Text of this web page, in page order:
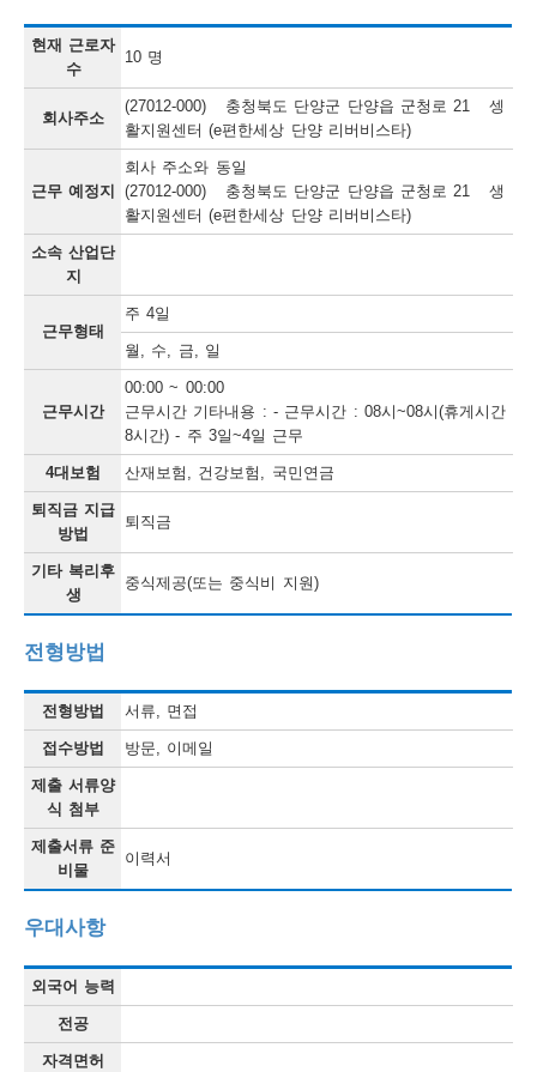
현재 근로자
수
10 명
회사주소
(27012-000) 충청북도 단양군 단양읍 군청로 21 셍
활지원센터 (e편한세상 단양 리버비스타)
근무 예정지
회사 주소와 동일
(27012-000) 충청북도 단양군 단양읍 군청로 21 생
활지원센터 (e편한세상 단양 리버비스타)
소속 산업단
지
근무형태
주 4일
월, 수, 금, 일
근무시간
00:00 ~ 00:00
근무시간 기타내용 : - 근무시간 : 08시~08시(휴게시간
8시간) - 주 3일~4일 근무
4대보험 산재보험, 건강보험, 국민연금
퇴직금 지급
방법
퇴직금
기타 복리후
생
중식제공(또는 중식비 지원)
전형방법
전형방법 서류, 면접
접수방법 방문, 이메일
제출 서류양
식 첨부
제출서류 준
비물
이력서
우대사항
외국어 능력
전공
자격면허
채
단
군
채
용
보